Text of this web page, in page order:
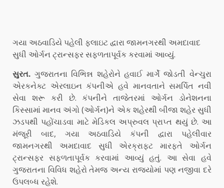
ગયા અઠવાડિયે પહેલી ફ્લાઇટ દ્વારા જામનગરથી અમદાવાદ
સુધી ઓર્ગન ટ્રાન્સફર સફળતાપૂર્વક કરવામાં આવ્યું.
સુરત. ગુજરાતના વિભિન્ન શહેરોને હવાઈ માર્ગે જોડતી વેન્ચુરા
એરકનેક્ટ એરલાઇન કંપનીએ હવે માનવતાને સમર્પિત નવી
સેવા શરૂ કરી છે. કંપનીને તાજેતરમાં ઓર્ગન ડોનેશનના
કિસ્સામાં માનવ અંગો (ઓર્ગન)ને એક શહેરથી બીજા શહેર સુધી
ઝડપથી પહોંચાડવા માટે મેડિકલ અપ્રુવલ પ્રાપ્ત થયું છે. આ
મંજૂરી બાદ, ગયા અઠવાડિયે કંપની દ્વારા પહેલીવાર
જામનગરથી અમદાવાદ સુધી એરક્રાફ્ટ મારફતે ઓર્ગન
ટ્રાન્સફર સફળતાપૂર્વક કરવામાં આવ્યું હતું. આ સેવા હવે
ગુજરાતના વિવિધ શહેરો તેમજ અન્ય રાજ્યોમાં પણ નજીવા દરે
ઉપલબ્ધ રહેશે.